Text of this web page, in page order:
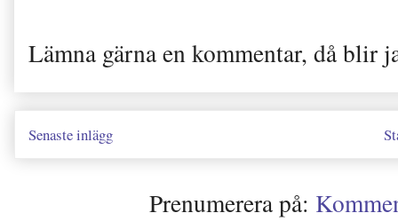
Lämna gärna en kommentar, då blir
Senaste inlägg
Prenumerera på: